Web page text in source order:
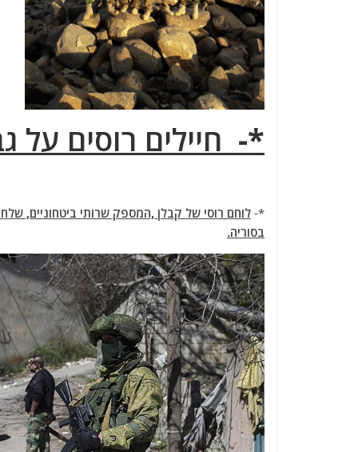
*- חיילים רוסים על
*- לוחם רוסי של קבלן ,המספק שרותי ביטחוניים,
בסוריה.